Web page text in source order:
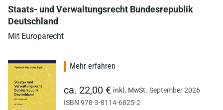
Staats- und Verwaltungsrecht Bundesrepublik
Deutschland
Mit Europarecht
Mehr erfahren
ca. 22,00 € inkl. MwSt. September 2026
ISBN 978-3-8114-6825-2